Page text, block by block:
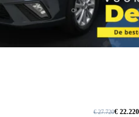
€ 22.220
€ 27.720